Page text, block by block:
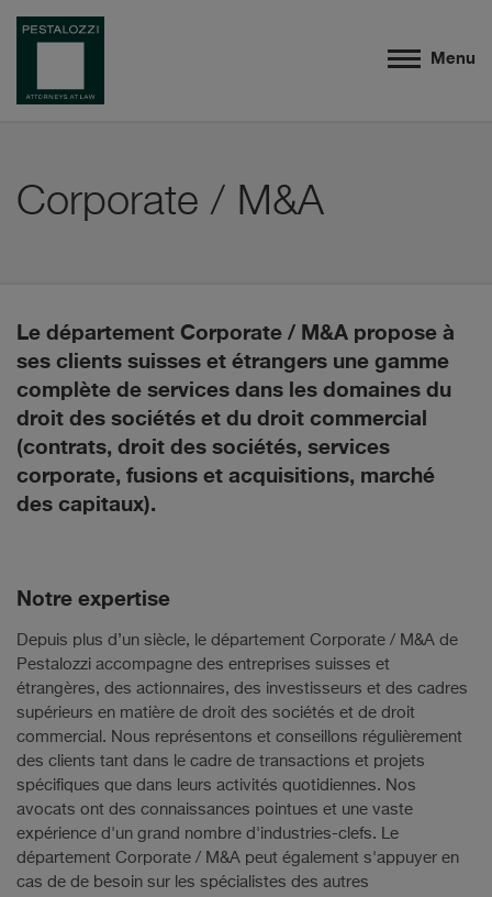
Menu
Corporate / M&A
Le département Corporate / M&A propose à
ses clients suisses et étrangers une gamme
complète de services dans les domaines du
droit des sociétés et du droit commercial
(contrats, droit des sociétés, services
corporate, fusions et acquisitions, marché
des capitaux).
Notre expertise
Depuis plus d’un siècle, le département Corporate / M&A de
Pestalozzi accompagne des entreprises suisses et
étrangères, des actionnaires, des investisseurs et des cadres
supérieurs en matière de droit des sociétés et de droit
commercial. Nous représentons et conseillons régulièrement
des clients tant dans le cadre de transactions et projets
spécifiques que dans leurs activités quotidiennes. Nos
avocats ont des connaissances pointues et une vaste
expérience d'un grand nombre d'industries-clefs. Le
département Corporate / M&A peut également s'appuyer en
cas de de besoin sur les spécialistes des autres